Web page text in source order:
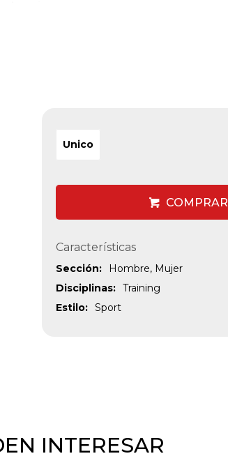
Unico
COMPRAR
Características
Sección
Hombre, Mujer
Disciplinas
Training
Estilo
Sport
INTERESAR